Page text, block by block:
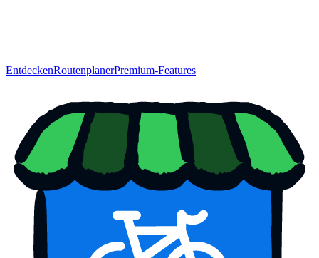
EntdeckenRoutenplanerPremium-Features